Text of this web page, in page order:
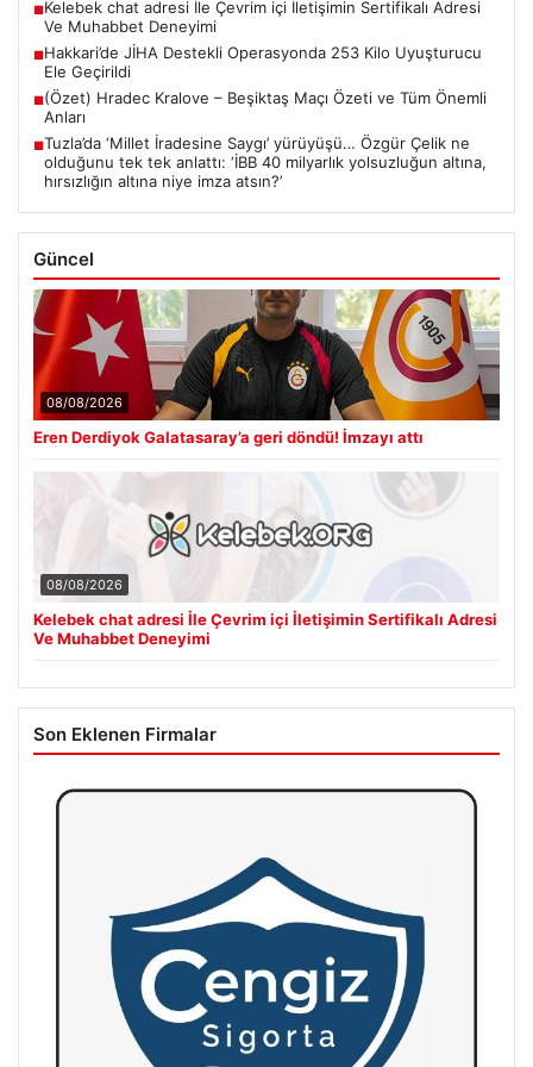
■Kelebek chat adresi İle Çevrim içi İletişimin Sertifikalı Adresi
Ve Muhabbet Deneyimi
■Hakkari’de JİHA Destekli Operasyonda 253 Kilo Uyuşturucu
Ele Geçirildi
■(Özet) Hradec Kralove – Beşiktaş Maçı Özeti ve Tüm Önemli
Anları
■Tuzla’da ‘Millet İradesine Saygı’ yürüyüşü… Özgür Çelik ne
olduğunu tek tek anlattı: ‘İBB 40 milyarlık yolsuzluğun altına,
hırsızlığın altına niye imza atsın?’
Güncel
08/08/2026
Eren Derdiyok Galatasaray’a geri döndü! İmzayı attı
08/08/2026
Kelebek chat adresi İle Çevrim içi İletişimin Sertifikalı Adresi
Ve Muhabbet Deneyimi
Son Eklenen Firmalar